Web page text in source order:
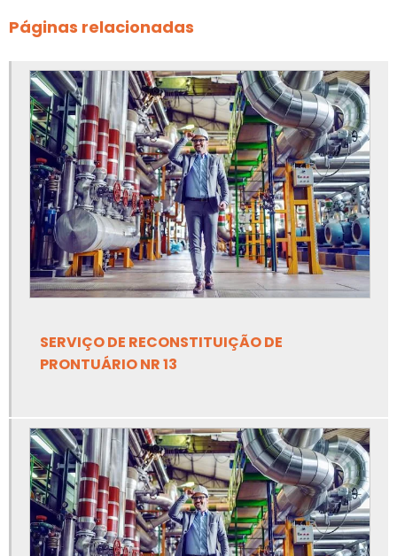
Apreciação de risco de máquinas
Apreciação de risco de máquinas e equipamentos
Apreciação de risco de máquinas e equipamentos nr 12
Apreciação de riscos nr 12
Canalização de válvulas de segurança
Elaboração de prontuário nr10
Empresa de adequação de máquinas nr12
Empresa de análise de risco de amônia
Empresa de apreciação de risco de equipamentos
Empresa de apreciação de risco de máquinas e
equipamentos
Empresa de elaboração de prontuário nr10
Páginas relacionadas
SERVIÇO DE RECONSTITUIÇÃO DE
PRONTUÁRIO NR 13